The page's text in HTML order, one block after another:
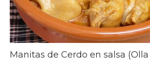
Manitas de Cerdo en salsa